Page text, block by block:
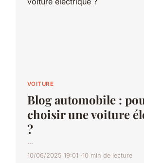
VOITURE
Blog automobile :
choisir une voiture
?
...
10/06/2025 19:01 10 min de lecture